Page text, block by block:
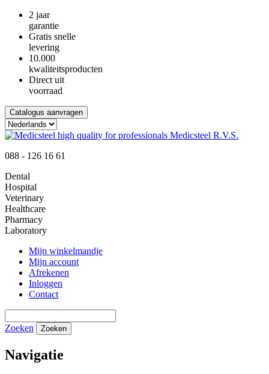
2 jaar
garantie
Gratis snelle
levering
10.000
kwaliteitsproducten
Direct uit
voorraad
Catalogus aanvragen
088 - 126 16 61
Dental
Hospital
Veterinary
Healthcare
Pharmacy
Laboratory
Mijn winkelmandje
Mijn account
Afrekenen
Inloggen
Contact
Zoeken Zoeken
Navigatie